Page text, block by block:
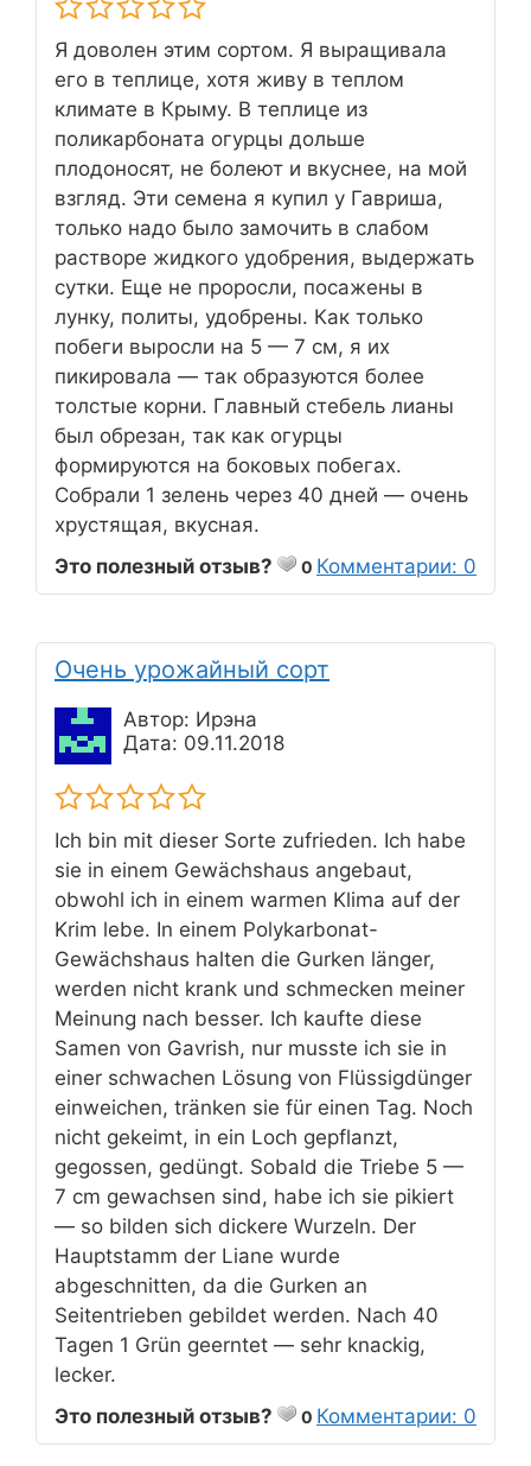
Я доволен этим сортом. Я выращивала
его в теплице, хотя живу в теплом
климате в Крыму. В теплице из
поликарбоната огурцы дольше
плодоносят, не болеют и вкуснее, на мой
взгляд. Эти семена я купил у Гавриша,
только надо было замочить в слабом
растворе жидкого удобрения, выдержать
сутки. Еще не проросли, посажены в
лунку, политы, удобрены. Как только
побеги выросли на 5 — 7 см, я их
пикировала — так образуются более
толстые корни. Главный стебель лианы
был обрезан, так как огурцы
формируются на боковых побегах.
Собрали 1 зелень через 40 дней — очень
хрустящая, вкусная.
Это полезный отзыв?
0 Комментарии: 0
Очень урожайный сорт
Автор: Ирэна
Дата: 09.11.2018
Ich bin mit dieser Sorte zufrieden. Ich habe
sie in einem Gewächshaus angebaut,
obwohl ich in einem warmen Klima auf der
Krim lebe. In einem Polykarbonat-
Gewächshaus halten die Gurken länger,
werden nicht krank und schmecken meiner
Meinung nach besser. Ich kaufte diese
Samen von Gavrish, nur musste ich sie in
einer schwachen Lösung von Flüssigdünger
einweichen, tränken sie für einen Tag. Noch
nicht gekeimt, in ein Loch gepflanzt,
gegossen, gedüngt. Sobald die Triebe 5 —
7 cm gewachsen sind, habe ich sie pikiert
— so bilden sich dickere Wurzeln. Der
Hauptstamm der Liane wurde
abgeschnitten, da die Gurken an
Seitentrieben gebildet werden. Nach 40
Tagen 1 Grün geerntet — sehr knackig,
lecker.
Это полезный отзыв?
0 Комментарии: 0